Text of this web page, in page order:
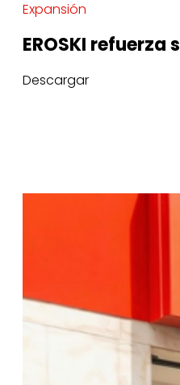
Expansión
EROSKI
Descargar